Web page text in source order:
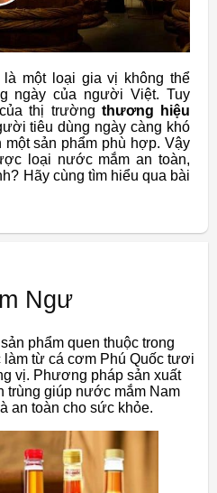
một loại gia vị không thể
ngày của người Việt. Tuy
thị trường thương hiệu
tiêu dùng ngày càng khó
sản phẩm phù hợp. Vậy
loại nước mắm an toàn,
Hãy cùng tìm hiểu qua bài
Ngư
sản phẩm quen thuộc trong
từ cá cơm Phú Quốc tươi
vị. Phương pháp sản xuất
trùng giúp nước mắm Nam
an toàn cho sức khỏe.